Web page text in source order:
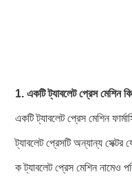
1. একটি ট্যাবলেট প্রেস মেশিন
একটি ট্যাবলেট প্রেস মেশিন
ট্যাবলেট প্রেসটি অন্যান্য
কট্যাবলেট প্রেস মেশিন নামেও